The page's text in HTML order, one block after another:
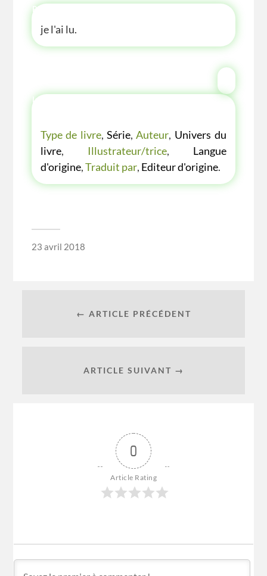
P'TITE ANECDOTE
je l'ai lu.
LES P'TITES LISTES DES BIBLIOTHÈQUE
Type de livre, Série, Auteur, Univers du
livre, Illustrateur/trice, Langue
d'origine,Traduit par, Editeur d'origine.
23 avril 2018
← ARTICLE PRÉCÉDENT
ARTICLE SUIVANT →
0
Article Rating